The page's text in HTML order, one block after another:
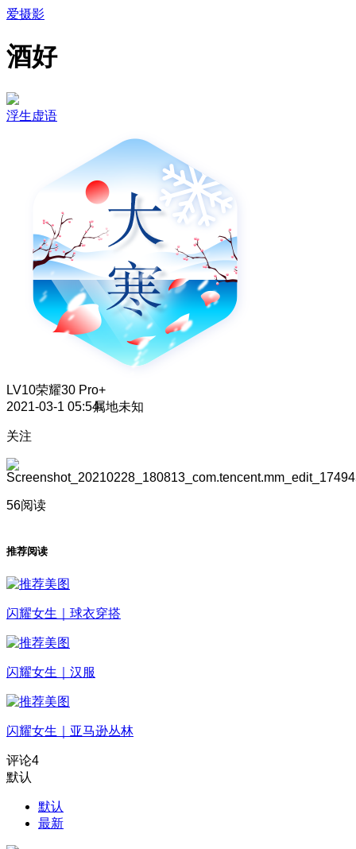
爱摄影
酒好
浮生虚语
LV10荣耀30 Pro+
2021-03-1 05:54属地未知
关注
56阅读
推荐阅读
闪耀女生｜球衣穿搭
闪耀女生｜汉服
闪耀女生｜亚马逊丛林
评论4
默认
默认
最新